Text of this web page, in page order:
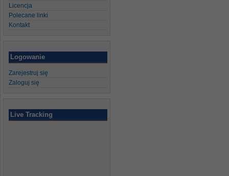
Licencja
Polecane linki
Kontakt
Logowanie
Zarejestruj się
Zaloguj się
Live Tracking